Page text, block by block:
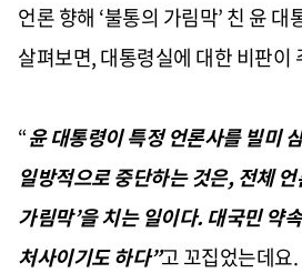
언론 향해 ‘불통의 가림막’친 윤 대
살펴보면,대통령실에 대한 비판이
“윤 대통령이 특정 언론사를 빌미
일방적으로 중단하는 것은,전체
가림막’을 치는 일이다.대국민 약
처사이기도 하다”고 꼬집었는데요.